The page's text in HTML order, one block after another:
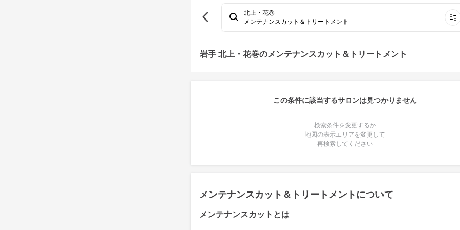
北上・花巻
メンテナンスカット＆トリートメント
岩手 北上・花巻のメンテナンスカット＆トリートメント
この条件に該当するサロンは見つかりません
検索条件を変更するか
地図の表示エリアを変更して
再検索してください
メンテナンスカット＆トリートメントについて
メンテナンスカットとは